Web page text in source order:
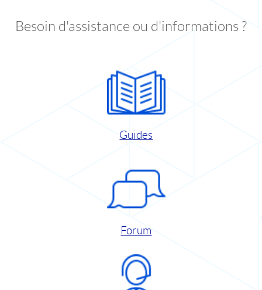
Besoin d'assistance ou d'informations ?
Guides
Forum